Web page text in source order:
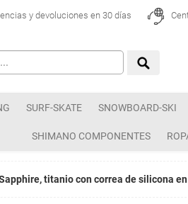
y devoluciones en 30 días
SURF-SKATE SNOWBOARD-SKI
SHIMANO COMPONENTES
titanio con correa de silicona